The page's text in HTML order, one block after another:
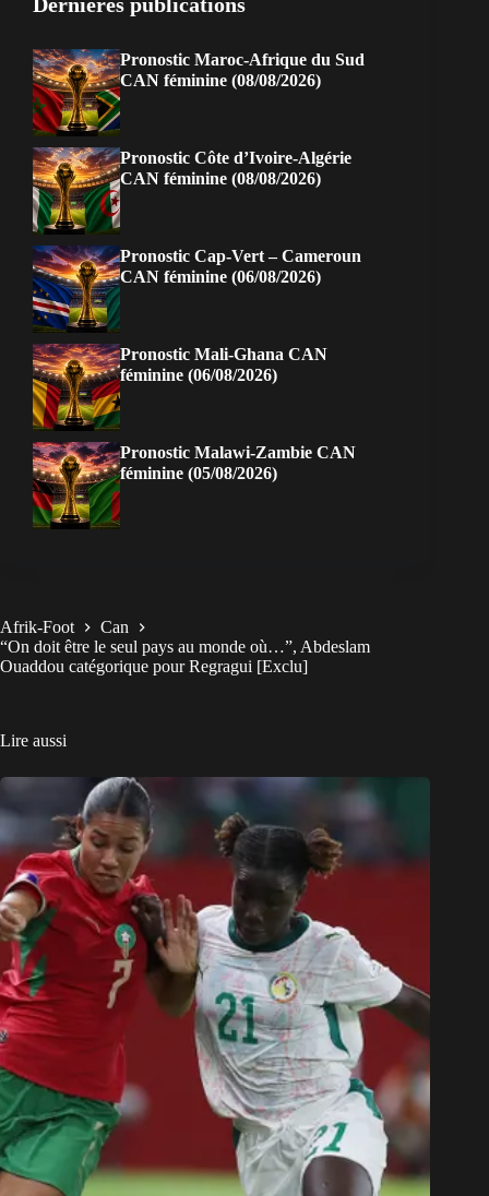
Pronostic Maroc-Afrique du Sud
CAN féminine (08/08/2026)
Pronostic Côte d’Ivoire-Algérie
CAN féminine (08/08/2026)
Pronostic Cap-Vert – Cameroun
CAN féminine (06/08/2026)
Pronostic Mali-Ghana CAN
féminine (06/08/2026)
Pronostic Malawi-Zambie CAN
féminine (05/08/2026)
Afrik-Foot
Can
“On doit être le seul pays au monde où…”, Abdeslam
Ouaddou catégorique pour Regragui [Exclu]
Lire aussi